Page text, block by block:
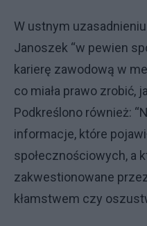
W ustnym
Janoszek “w pewien
karierę zawodową w
co miała prawo zrobić,
Podkreślono również:
informacje, które
społecznościowych, a
zakwestionowane
kłamstwem czy